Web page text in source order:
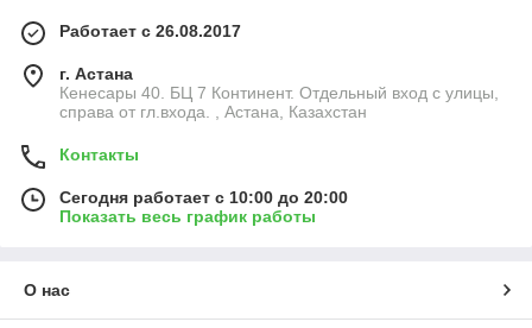
Работает с 26.08.2017
г. Астана
Кенесары 40. БЦ 7 Континент. Отдельный вход с улицы,
справа от гл.входа. , Астана, Казахстан
Контакты
Сегодня работает с 10:00 до 20:00
Показать весь график работы
О нас